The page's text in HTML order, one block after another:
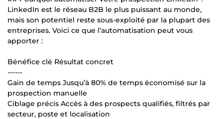
LinkedIn est le réseau B2B le plus puissant au monde,
mais son potentiel reste sous-exploité par la plupart des
entreprises. Voici ce que l’automatisation peut vous
apporter :
Bénéfice clé Résultat concret
------
Gain de temps Jusqu’à 80% de temps économisé sur la
prospection manuelle
Ciblage précis Accès à des prospects qualifiés, filtrés par
secteur, poste et localisation